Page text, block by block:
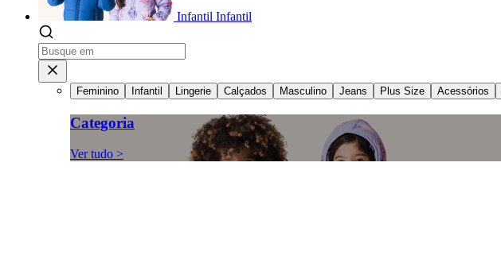
Infantil Infantil
Feminino Infantil Lingerie Calçados Masculino Jeans Plus Size Acessórios
Categoria
Ver tudo >